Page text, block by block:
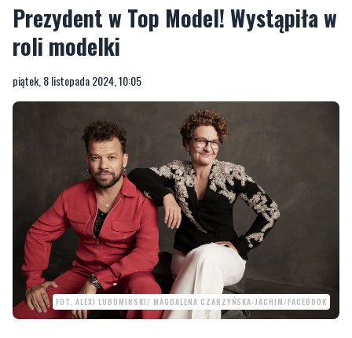
Prezydent w Top Model! Wystąpiła w
roli modelki
piątek, 8 listopada 2024, 10:05
FOT. ALEXI LUBOMIRSKI/ MAGDALENA CZARZYŃSKA-JACHIM/FACEBOOK